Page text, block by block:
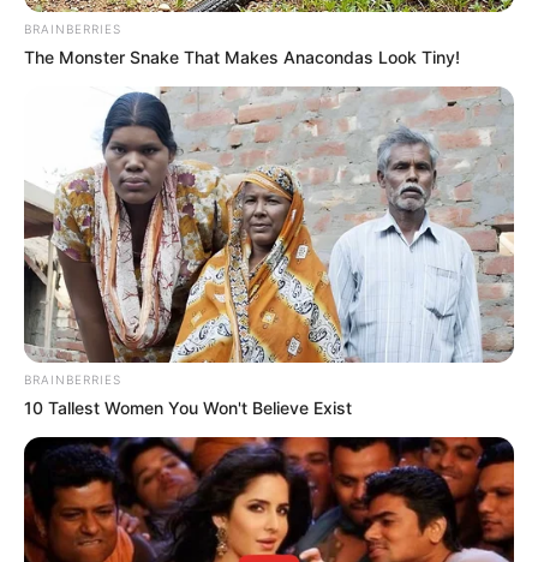
BRAINBERRIES
The Monster Snake That Makes Anacondas Look Tiny!
BRAINBERRIES
10 Tallest Women You Won't Believe Exist